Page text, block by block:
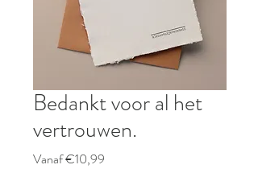
Bedankt voor al het
vertrouwen.
Vanaf€10,99